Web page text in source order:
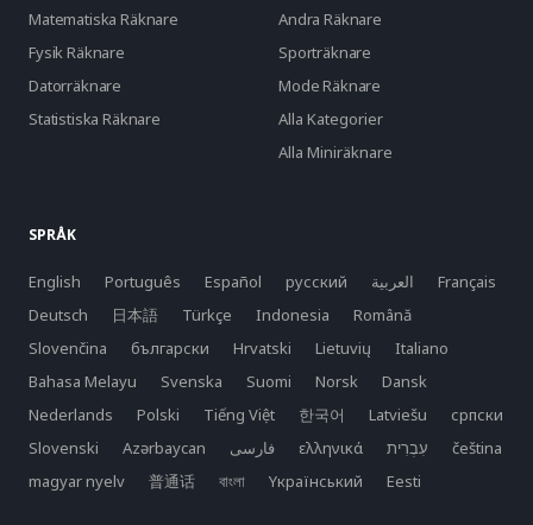
Matematiska Räknare
Andra Räknare
Fysik Räknare
Sporträknare
Datorräknare
Mode Räknare
Statistiska Räknare
Alla Kategorier
Alla Miniräknare
SPRÅK
English Português Español русский العربية
Français
Deutsch
日本語 Türkçe Indonesia
Română
Slovenčina
български Hrvatski Lietuvių
Italiano
Bahasa Melayu
Svenska Suomi Norsk
Dansk
Nederlands
Polski Tiếng Việt 한국어 Latviešu
српски
Slovenski
Azərbaycan فارسی ελληνικά
čeština
magyar nyelv
普通话 বাংলা Yкраїнський Eesti